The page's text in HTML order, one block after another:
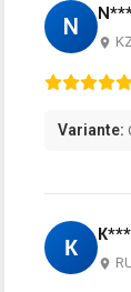
N
Variante:
К